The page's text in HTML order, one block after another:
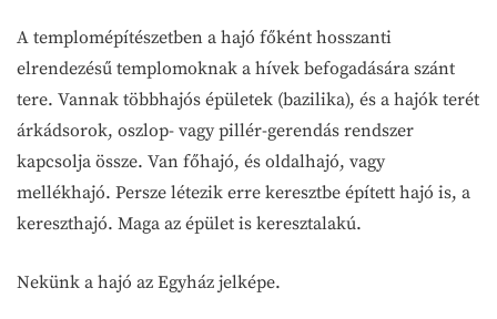
A templomépítészetben a hajó főként hosszanti
elrendezésű templomoknak a hívek befogadására szánt
tere. Vannak többhajós épületek (bazilika), és a hajók terét
árkádsorok, oszlop- vagy pillér-gerendás rendszer
kapcsolja össze. Van főhajó, és oldalhajó, vagy
mellékhajó. Persze létezik erre keresztbe épített hajó is, a
kereszthajó. Maga az épület is keresztalakú.
Nekünk a hajó az Egyház jelképe.